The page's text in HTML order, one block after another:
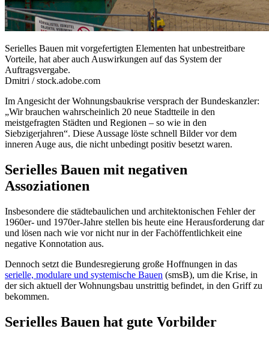
Serielles Bauen mit vorgefertigten Elementen hat unbestreitbare
Vorteile, hat aber auch Auswirkungen auf das System der
Auftragsvergabe.
Dmitri / stock.adobe.com
Im Angesicht der Wohnungsbaukrise versprach der Bundeskanzler:
„Wir brauchen wahrscheinlich 20 neue Stadtteile in den
meistgefragten Städten und Regionen – so wie in den
Siebzigerjahren“. Diese Aussage löste schnell Bilder vor dem
inneren Auge aus, die nicht unbedingt positiv besetzt waren.
Serielles Bauen mit negativen
Assoziationen
Insbesondere die städtebaulichen und architektonischen Fehler der
1960er- und 1970er-Jahre stellen bis heute eine Herausforderung dar
und lösen nach wie vor nicht nur in der Fachöffentlichkeit eine
negative Konnotation aus.
Dennoch setzt die Bundesregierung große Hoffnungen in das
serielle, modulare und systemische Bauen (smsB), um die Krise, in
der sich aktuell der Wohnungsbau unstrittig befindet, in den Griff zu
bekommen.
Serielles Bauen hat gute Vorbilder